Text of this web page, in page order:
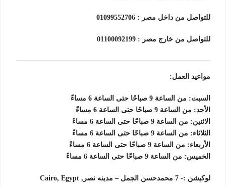
للتواصل من داخل مصر : 01099552706
للتواصل من خارج مصر : 01100092199
مواعيد العمل:
السبت: من الساعة 9 صباحًا حتى الساعة 6 مساءً
الأحد: من الساعة 9 صباحًا حتى الساعة 6 مساءً
الاثنين: من الساعة 9 صباحًا حتى الساعة 6 مساءً
الثلاثاء: من الساعة 9 صباحًا حتى الساعة 6 مساءً
الأربعاء: من الساعة 9 صباحًا حتى الساعة 6 مساءً
الخميس: من الساعة 9 صباحًا حتى الساعة 6 مساءً
لوكيشن :- 7 محمدحسن الجمل – مدينه نصر, Cairo, Egypt